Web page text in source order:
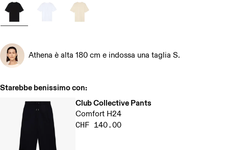
Athena è alta 180 cm e indossa una taglia S.
Starebbe benissimo con:
Club Collective Pants
Comfort H24
CHF 140.00